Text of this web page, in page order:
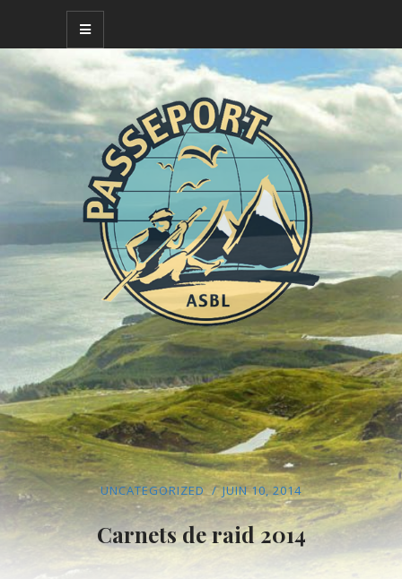
UNCATEGORIZED JUIN 10, 2014
Carnets de raid 2014